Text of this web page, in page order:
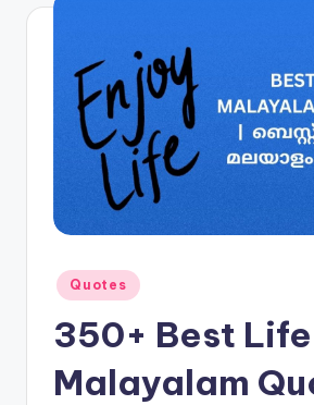
Posted
in
Quotes
350+ Best Life
Malayalam